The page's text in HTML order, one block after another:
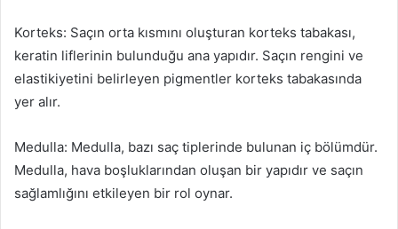
Korteks: Saçın orta kısmını oluşturan korteks tabakası,
keratin liflerinin bulunduğu ana yapıdır. Saçın rengini ve
elastikiyetini belirleyen pigmentler korteks tabakasında
yer alır.
Medulla: Medulla, bazı saç tiplerinde bulunan iç bölümdür.
Medulla, hava boşluklarından oluşan bir yapıdır ve saçın
sağlamlığını etkileyen bir rol oynar.